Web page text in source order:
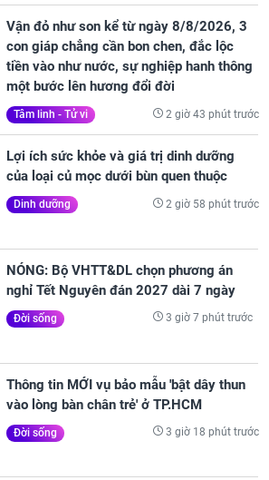
Vận đỏ như son kể từ ngày 8/8/2026, 3
con giáp chẳng cần bon chen, đắc lộc
tiền vào như nước, sự nghiệp hanh thông
một bước lên hương đổi đời
Tâm linh - Tử vi 2 giờ 43 phút trước
Lợi ích sức khỏe và giá trị dinh dưỡng
của loại củ mọc dưới bùn quen thuộc
Dinh dưỡng 2 giờ 58 phút trước
NÓNG: Bộ VHTT&DL chọn phương án
nghỉ Tết Nguyên đán 2027 dài 7 ngày
Đời sống 3 giờ 7 phút trước
Thông tin MỚI vụ bảo mẫu 'bật dây thun
vào lòng bàn chân trẻ' ở TP.HCM
Đời sống 3 giờ 18 phút trước